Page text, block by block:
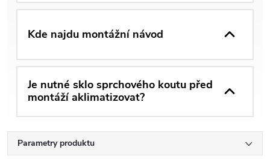
Kde najdu montážní návod
Je nutné sklo sprchového koutu před
montáží aklimatizovat?
Parametry produktu